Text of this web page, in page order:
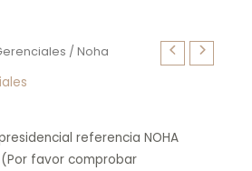
/ Noha
referencia NOHA
favor comprobar